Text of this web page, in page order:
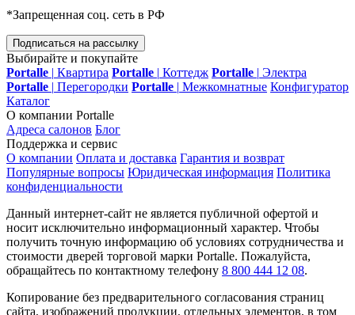
*Запрещенная соц. сеть в РФ
Подписаться на рассылку
Выбирайте и покупайте
Portalle | Квартира Portalle | Коттедж Portalle | Электра
Portalle | Перегородки Portalle | Межкомнатные Конфигуратор
Каталог
О компании Portalle
Адреса салонов Блог
Поддержка и сервис
О компании Оплата и доставка Гарантия и возврат
Популярные вопросы Юридическая информация Политика
конфиденциальности
Данный интернет-сайт не является публичной офертой и
носит исключительно информационный характер. Чтобы
получить точную информацию об условиях сотрудничества и
стоимости дверей торговой марки Portalle. Пожалуйста,
обращайтесь по контактному телефону 8 800 444 12 08.
Копирование без предварительного согласования страниц
сайта, изображений продукции, отдельных элементов, в том